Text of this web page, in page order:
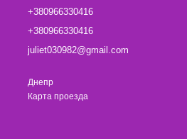
+380966330416
+380966330416
juliet030982@gmail.com
Днепр
Карта проезда